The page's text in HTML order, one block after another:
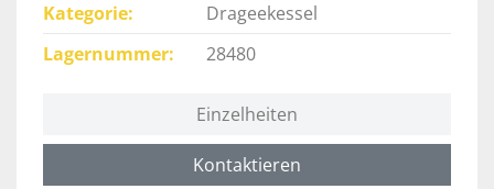
Kategorie
Drageekessel
Lagernummer
28480
Einzelheiten
Kontaktieren